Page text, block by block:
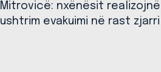
Mitrovicë: nxënësit realizojnë
ushtrim evakuimi në rast zjarri